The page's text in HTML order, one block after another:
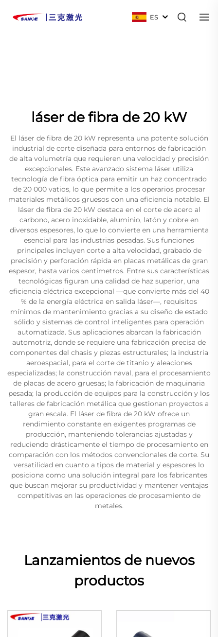
ES
láser de fibra de 20 kW
El láser de fibra de 20 kW representa una potente solución
industrial de corte diseñada para entornos de fabricación
de alta volumetría que requieren una velocidad y precisión
excepcionales. Este avanzado sistema láser utiliza
tecnología de fibra óptica para emitir un haz concentrado
de 20 000 vatios, lo que permite a los operarios procesar
materiales metálicos gruesos con una eficiencia notable. El
láser de fibra de 20 kW destaca en el corte de acero al
carbono, acero inoxidable, aluminio, latón y cobre en
diversos espesores, lo que lo convierte en una herramienta
esencial para las industrias pesadas. Sus funciones
principales incluyen corte a alta velocidad, grabado de
precisión y perforación rápida en placas metálicas de gran
espesor, hasta varios centímetros. Entre sus características
tecnológicas figuran una calidad de haz superior, una
eficiencia eléctrica excepcional —que convierte más del 40
% de la energía eléctrica en salida láser—, requisitos
mínimos de mantenimiento gracias a su diseño de estado
sólido y sistemas de control inteligentes para operación
automatizada. Sus aplicaciones abarcan la fabricación
automotriz, donde se requiere una fabricación precisa de
componentes del chasis y piezas estructurales; la industria
aeroespacial, para el corte de titanio y aleaciones
especializadas; la construcción naval, para el procesamiento
de placas de acero gruesas; la fabricación de maquinaria
pesada; la producción de equipos para la construcción y los
talleres de fabricación metálica que gestionan proyectos a
gran escala. El láser de fibra de 20 kW ofrece un
rendimiento constante en exigentes programas de
producción, manteniendo tolerancias ajustadas y
reduciendo drásticamente el tiempo de procesamiento en
comparación con los métodos convencionales de corte. Su
versatilidad en cuanto a tipos de material y espesores lo
posiciona como una solución integral para los fabricantes
que buscan mejorar su productividad y mantener ventajas
competitivas en las operaciones de procesamiento de
metales.
Lanzamientos de nuevos
productos